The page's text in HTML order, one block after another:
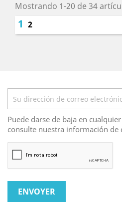
Mostrando 1-20 de 34
1 2
Puede darse de baja en
consulte nuestra información de